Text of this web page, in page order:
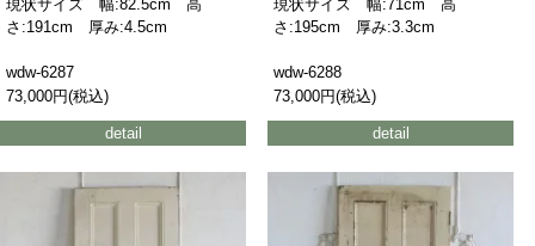
現状サイズ 幅:82.5cm 高
さ:191cm 厚み:4.5cm
wdw-6287
73,000円(税込)
detail
現状サイズ 幅:71cm 高
さ:195cm 厚み:3.3cm
wdw-6288
73,000円(税込)
detail